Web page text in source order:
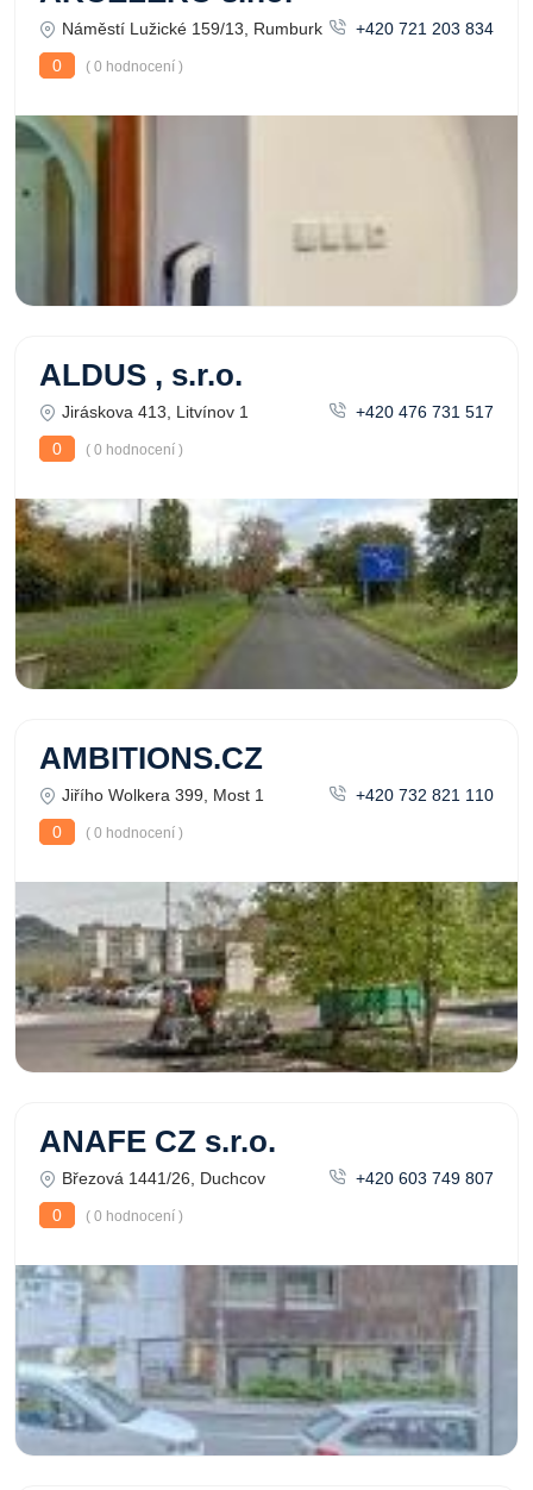
Náměstí Lužické 159/13, Rumburk
+420 721 203 834
0
( 0 hodnocení )
ALDUS , s.r.o.
Jiráskova 413, Litvínov 1
+420 476 731 517
0
( 0 hodnocení )
AMBITIONS.CZ
Jiřího Wolkera 399, Most 1
+420 732 821 110
0
( 0 hodnocení )
ANAFE CZ s.r.o.
Březová 1441/26, Duchcov
+420 603 749 807
0
( 0 hodnocení )